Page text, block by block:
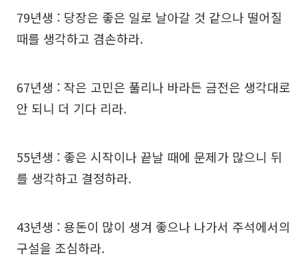
79년생 : 당장은 좋은 일로 날아갈 것 같으나 떨어질
때를 생각하고 겸손하라.
67년생 : 작은 고민은 풀리나 바라든 금전은 생각대로
안 되니 더 기다 리라.
55년생 : 좋은 시작이나 끝날 때에 문제가 많으니 뒤
를 생각하고 결정하라.
43년생 : 용돈이 많이 생겨 좋으나 나가서 주석에서의
구설을 조심하라.